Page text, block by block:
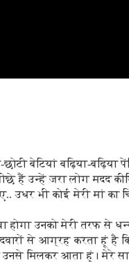
बेटियां बढ़िया-बढ़िया
हैं उन्हें जरा लोग मदद
भी कोई मेरी मां का
होगा उनको मेरी तरफ से
से आग्रह करता हूं है
मिलकर आता हूं। मेरे